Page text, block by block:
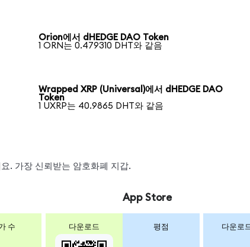
Orion에서 dHEDGE DAO Token
1 ORN는 0.479310 DHT와 같음
Wrapped XRP (Universal)에서 dHEDGE DAO
Token
1 UXRP는 40.9865 DHT와 같음
. 가장 신뢰받는 암호화폐 지갑.
수 다운로드
App Store
평점 다운로